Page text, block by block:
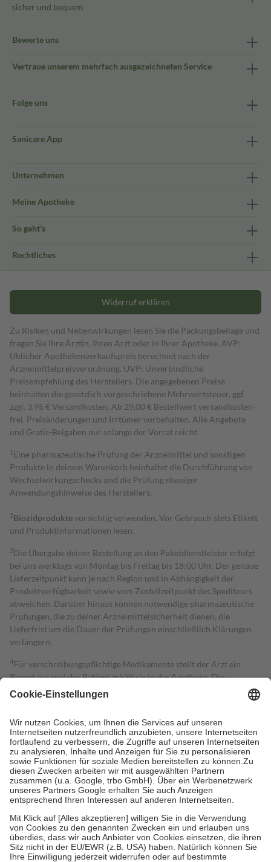
sicher und bequem
Bewerte uns
Vertraue unserem mehrfach ausgezeichneten Service
Folge uns
Sanicare App
Unternehmen
Meine Apotheke
So geht's
Rechtliches
Widerruf erklären
Zu Risiken und Nebenwirkungen lesen Sie die Packungsbeilage und
fragen Sie Ihre Ärztin, Ihren Arzt oder in Ihrer Apotheke. AVP:
Üblicher Apothekenverkaufspreis berechnet nach der
Arzneimittelpreisverordnung. UVP: Unverbindliche
Preisempfehlung des Herstellers. Die angegebenen Preise
beinhalten die gesetzlich vorgeschriebene Mehrwertsteuer, ggf.
zzgl. 3,95 € Versandkosten. Ab 29,00 € Bestell­wert versand­kosten­
frei. Preisänderungen und Irrtümer vorbehalten. Alle Angebote
und Gratis-Beigaben nur solange der Vorrat reicht.
1 Eine pharmazeutische Prüfung der Arzneimittel und sonstigen
Produkte in deinem Warenkorb beinhaltet die Durchführung von
Wechselwirkungschecks und die Prüfung etwaiger
Anwendungshinweise des Herstellers.
2Biozidproduktevorsichtig verwenden. Vor Gebrauch stets Etikett
und Produktinformationen lesen.
3Die Übergabe deiner Bestellung an den Paketdienstleister erfolgt
bei uns werktags von Montag bis Freitag bis 18:00 Uhr. Der genaue
Lieferzeitpunkt kann je nach Region und in Abhängigkeit der
Produktverfügbarkeit sowie vom Zustellzeitpunkt des Spediteurs
abweichen. Darüber hinaus können notwendige pharmazeutische
Prüfungen, die zu deiner Arzneimittelsicherheit dienen, die
Lieferfrist um die Dauer der Prüfungen einschließlich Klärungen
verlängern.
4Für verschreibungspflichtige Medikamente stellt der Arzt ein
Rezept aus und der Patient erhält sie in der Apotheke. Die
gesetzliche Krankenversicherung übernimmt in der Regel die
Kosten dafür, der Versicherte trägt einen Teil davon als Zuzahlung
Grundsätzlich leisten Mitglieder Zuzahlungen in Höhe von zehn
Prozent des Abgabepreises,mindestens jedochfünf Euround
höchstens zehn Euro.Es sind jedoch nie mehr als die tatsächlichen
Kosten der Leistung zu entrichten.
Diese Regeln gelten grundsätzlich auch für Online-Apotheken.
Bei Heilmitteln und häuslicher Krankenpflege beträgt die
Zuzahlung zehn Prozent der Kosten sowie zehn Euro je
Verordnung.
Um das Engagement der Versicherten für ihre eigene Gesundheit zu
stärken und die besondere Stellung der Familie zu unterstützen,
fallenkeine Zuzahlungenan bei: